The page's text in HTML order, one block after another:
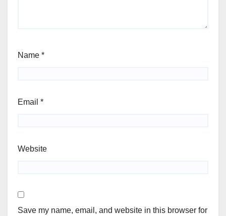
Name *
Email *
Website
Save my name, email, and website in this browser for